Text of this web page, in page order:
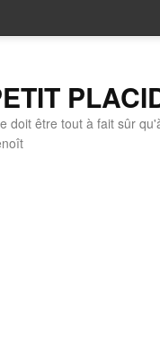
doit être tout à fait sûr